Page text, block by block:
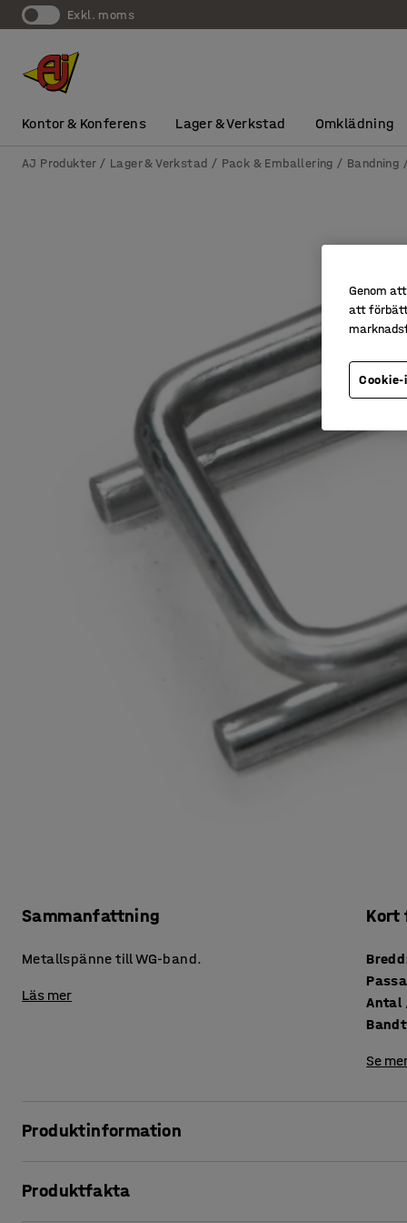
exkl. moms
Kontor & Konferens Lager & Verkstad Omklädning
AJ Produkter Lager & Verkstad Pack & Emballering Bandning
Sammanfattning
Metallspänne till WG-band.
Läs mer
Kort
Bredd
Se
Produktinformation
en mycket säker försegling.
Produktfakta
Genom
att